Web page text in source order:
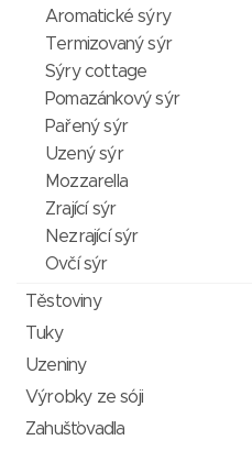
Aromatické sýry
Termizovaný sýr
Sýry cottage
Pomazánkový sýr
Pařený sýr
Uzený sýr
Mozzarella
Zrající sýr
Nezrající sýr
Ovčí sýr
Těstoviny
Tuky
Uzeniny
Výrobky ze sóji
Zahušťovadla